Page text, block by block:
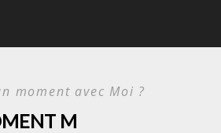
moment avec Moi ?
M